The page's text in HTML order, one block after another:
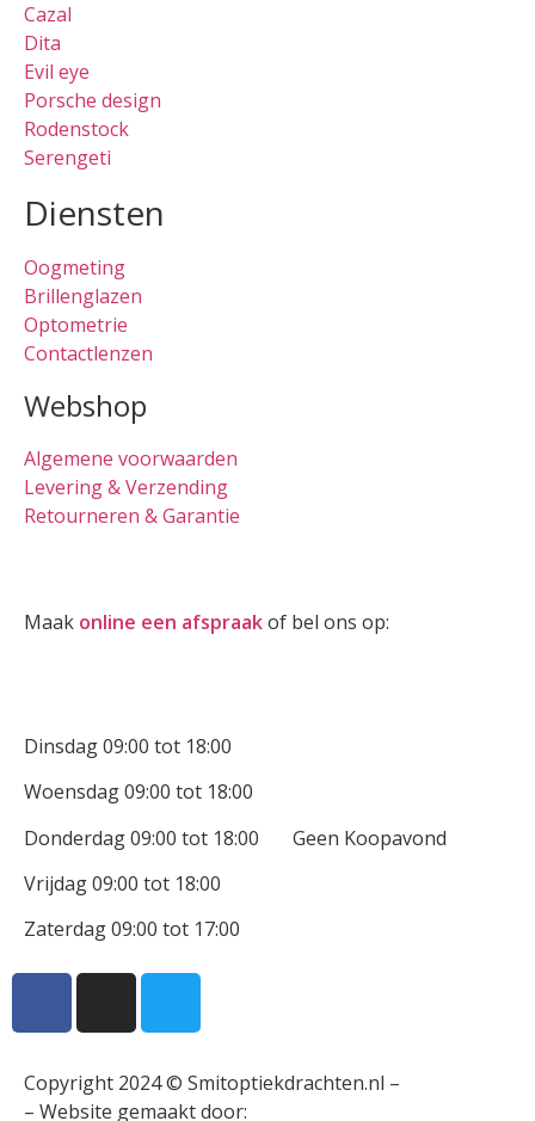
Cazal
Dita
Evil eye
Porsche design
Rodenstock
Serengeti
Diensten
Oogmeting
Brillenglazen
Optometrie
Contactlenzen
Webshop
Algemene voorwaarden
Levering & Verzending
Retourneren & Garantie
Maak online een afspraakof bel ons op:
Dinsdag 09:00 tot 18:00
Woensdag 09:00 tot 18:00
Donderdag 09:00 tot 18:00 Geen Koopavond
Vrijdag 09:00 tot 18:00
Zaterdag 09:00 tot 17:00
Copyright 2024 © Smitoptiekdrachten.nl –
– Website gemaakt door: